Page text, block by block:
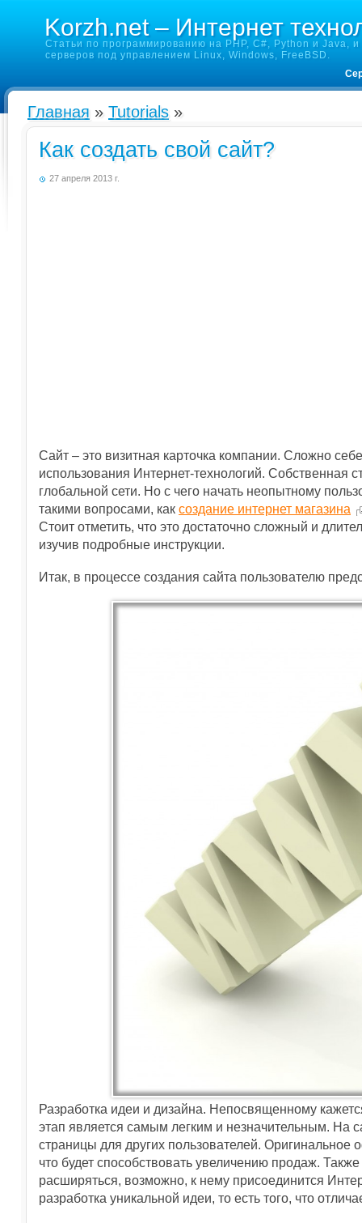
Korzh.net – Интернет
Статьи по программированию на PHP, C#, Python и Java,
серверов под управлением Linux, Windows, FreeBSD.
Главная » Tutorials »
Как создать свой сайт?
27 апреля 2013 г.
Сайт – это визитная карточка компании. Сложно
использования Интернет-технологий. Собственная
глобальной сети. Но с чего начать неопытному
такими вопросами, как создание интернет магазина
Стоит отметить, что это достаточно сложный и
изучив подробные инструкции.
Итак, в процессе создания сайта пользователю
Разработка идеи и дизайна. Непосвященному
этап является самым легким и незначительным. На
страницы для других пользователей.
что будет способствовать увеличению продаж.
расширяться, возможно, к нему присоединится
разработка уникальной идеи, то есть того, что